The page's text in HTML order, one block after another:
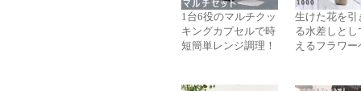
1台6役のマルチクッ
キングカプセルで時
短簡単レンジ調理！
生けた花を引
る水差しとし
えるフラワー